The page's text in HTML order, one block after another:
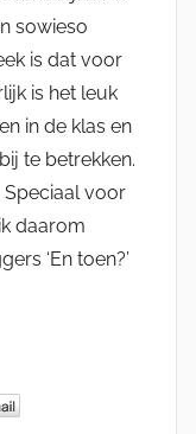
sowieso
is dat voor
is het leuk
in de klas en
te betrekken.
voor
daarom
‘En toen?’